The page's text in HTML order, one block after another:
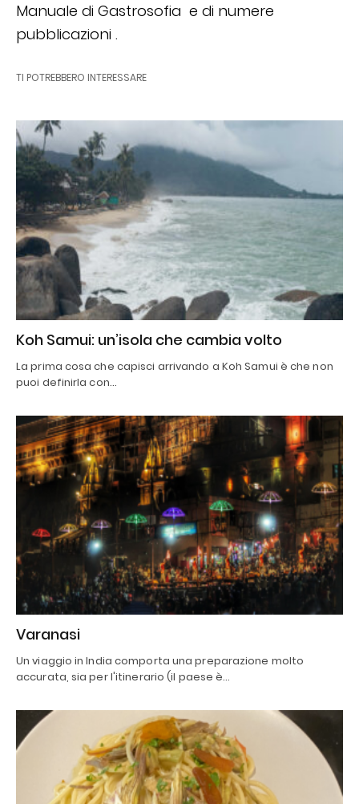
Manuale di Gastrosofia e di numere
pubblicazioni .
TI POTREBBERO INTERESSARE
Koh Samui: un’isola che cambia volto
La prima cosa che capisci arrivando a Koh Samui è che non
puoi definirla con…
Varanasi
Un viaggio in India comporta una preparazione molto
accurata, sia per l'itinerario (il paese è…